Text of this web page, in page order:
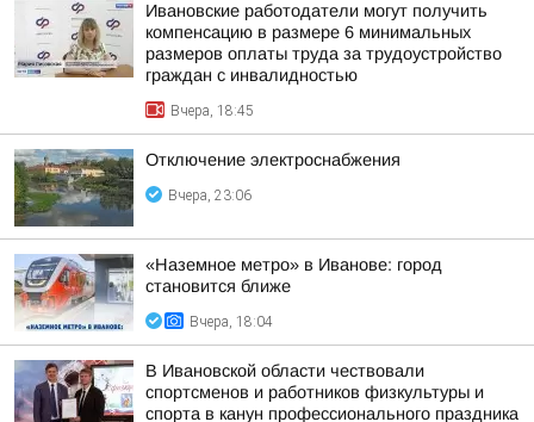
Ивановские работодатели могут получить
компенсацию в размере 6 минимальных
размеров оплаты труда за трудоустройство
граждан с инвалидностью
Вчера, 18:45
Отключение электроснабжения
Вчера, 23:06
«Наземное метро» в Иванове: город
становится ближе
Вчера, 18:04
В Ивановской области чествовали
спортсменов и работников физкультуры и
спорта в канун профессионального праздника